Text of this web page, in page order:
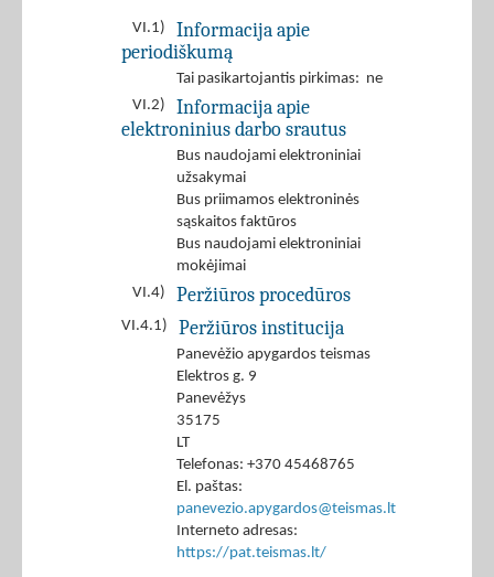
VI.1)
Informacija apie
periodiškumą
Tai pasikartojantis pirkimas: ne
VI.2)
Informacija apie
elektroninius darbo srautus
Bus naudojami elektroniniai
užsakymai
Bus priimamos elektroninės
sąskaitos faktūros
Bus naudojami elektroniniai
mokėjimai
VI.4)
Peržiūros procedūros
VI.4.1) Peržiūros institucija
Panevėžio apygardos teismas
Elektros g. 9
Panevėžys
35175
LT
Telefonas: +370 45468765
El. paštas:
panevezio.apygardos@teismas.lt
Interneto adresas:
https://pat.teismas.lt/